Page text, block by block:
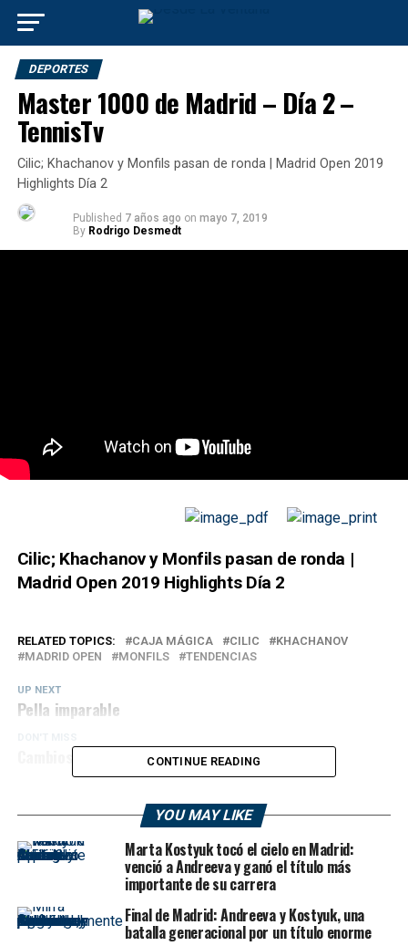
DEPORTES
Master 1000 de Madrid – Día 2 –
TennisTv
Cilic; Khachanov y Monfils pasan de ronda | Madrid Open 2019
Highlights Día 2
Published 7 años ago on mayo 7, 2019
By Rodrigo Desmedt
Cilic; Khachanov y Monfils pasan de ronda |
Madrid Open 2019 Highlights Día 2
RELATED TOPICS: CAJA MÁGICA CILIC
KHACHANOV
MADRID OPEN
MONFILS TENDENCIAS
UP NEXT
Pella imparable
Cambios en el Ranking de la ATP
CONTINUE READING
YOU MAY LIKE
Marta Kostyuk tocó el cielo en Madrid:
venció a Andreeva y ganó el título más
importante de su carrera
Final de Madrid: Andreeva y Kostyuk, una
batalla generacional por un título enorme